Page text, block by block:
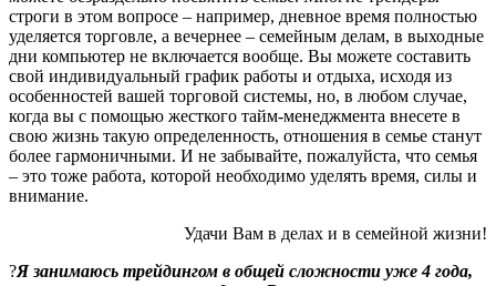
строги в этом вопросе – например, дневное время полностью
уделяется торговле, а вечернее – семейным делам, в выходные
дни компьютер не включается вообще. Вы можете составить
свой индивидуальный график работы и отдыха, исходя из
особенностей вашей торговой системы, но, в любом случае,
когда вы с помощью жесткого тайм-менеджмента внесете в
свою жизнь такую определенность, отношения в семье станут
более гармоничными. И не забывайте, пожалуйста, что семья
– это тоже работа, которой необходимо уделять время, силы и
внимание.
Удачи Вам в делах и в семейной жизни!
?Я занимаюсь трейдингом в общей сложности уже 4 года,